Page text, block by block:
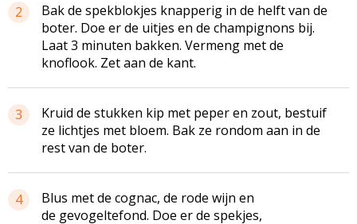
2 Bak de spekblokjes knapperig in de helft van de
boter. Doe er de uitjes en de champignons bij.
Laat 3 minuten bakken. Vermeng met de
knoflook. Zet aan de kant.
3
Kruid de stukken kip met peper en zout, bestuif
ze lichtjes met bloem. Bak ze rondom aan in de
rest van de boter.
4
Blus met de cognac, de rode wijn en
de gevogeltefond. Doe er de spekjes,